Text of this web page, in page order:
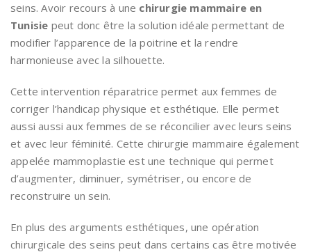
seins. Avoir recours à une chirurgie mammaire en
Tunisie peut donc être la solution idéale permettant de
modifier l’apparence de la poitrine et la rendre
harmonieuse avec la silhouette.
Cette intervention réparatrice permet aux femmes de
corriger l’handicap physique et esthétique. Elle permet
aussi aussi aux femmes de se réconcilier avec leurs seins
et avec leur féminité. Cette chirurgie mammaire également
appelée mammoplastie est une technique qui permet
d’augmenter, diminuer, symétriser, ou encore de
reconstruire un sein.
En plus des arguments esthétiques, une opération
chirurgicale des seins peut dans certains cas être motivée